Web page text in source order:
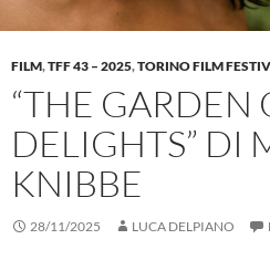
FILM,TFF 43 – 2025,TORINO FILM
“THE GARDEN
DELIGHTS” DI
KNIBBE
28/11/2025 LUCA DELPIANO